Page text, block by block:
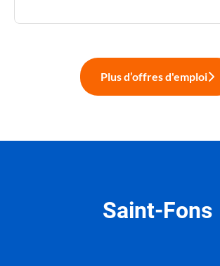
Plus d’offres d'emploi
Saint-Fons